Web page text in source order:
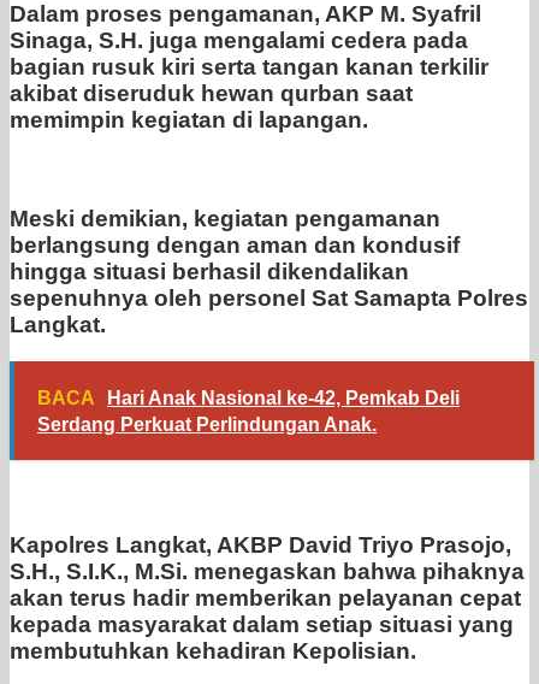
Dalam proses pengamanan, AKP M. Syafril
Sinaga, S.H. juga mengalami cedera pada
bagian rusuk kiri serta tangan kanan terkilir
akibat diseruduk hewan qurban saat
memimpin kegiatan di lapangan.
Meski demikian, kegiatan pengamanan
berlangsung dengan aman dan kondusif
hingga situasi berhasil dikendalikan
sepenuhnya oleh personel Sat Samapta Polres
Langkat.
BACA
Hari Anak Nasional ke-42, Pemkab Deli
Serdang Perkuat Perlindungan Anak.
Kapolres Langkat, AKBP David Triyo Prasojo,
S.H., S.I.K., M.Si. menegaskan bahwa pihaknya
akan terus hadir memberikan pelayanan cepat
kepada masyarakat dalam setiap situasi yang
membutuhkan kehadiran Kepolisian.